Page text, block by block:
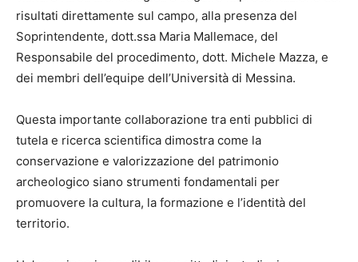
risultati direttamente sul campo, alla presenza del
Soprintendente, dott.ssa Maria Mallemace, del
Responsabile del procedimento, dott. Michele Mazza, e
dei membri dell’equipe dell’Università di Messina.
Questa importante collaborazione tra enti pubblici di
tutela e ricerca scientifica dimostra come la
conservazione e valorizzazione del patrimonio
archeologico siano strumenti fondamentali per
promuovere la cultura, la formazione e l’identità del
territorio.